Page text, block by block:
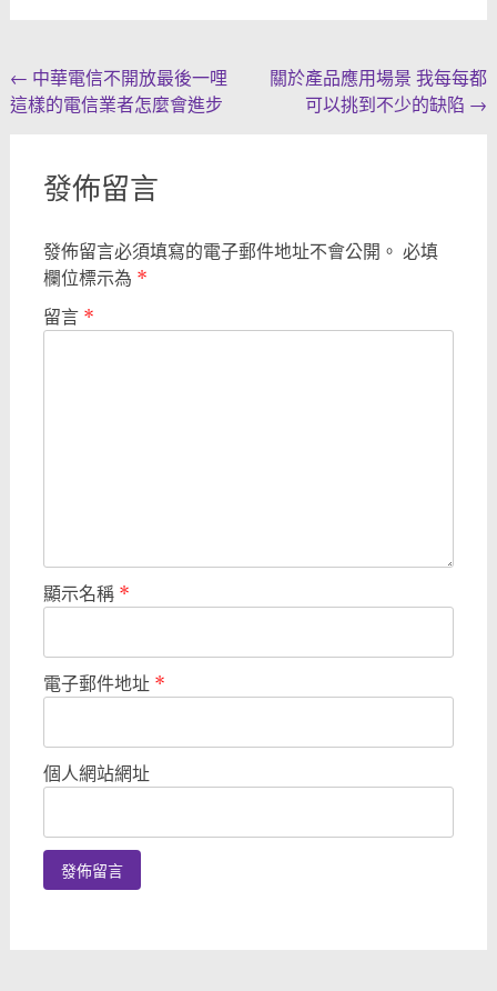
Post
navigation
← 中華電信不開放最後一哩
這樣的電信業者怎麼會進步
關於產品應用場景 我每每都
可以挑到不少的缺陷 →
發佈留言
發佈留言必須填寫的電子郵件地址不會公開。 必填
欄位標示為 *
留言 *
顯示名稱 *
電子郵件地址 *
個人網站網址